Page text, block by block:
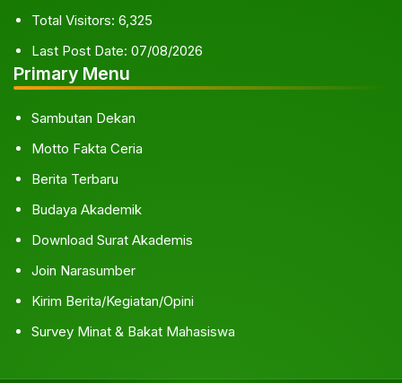
Total Visitors: 6,325
Last Post Date: 07/08/2026
Primary Menu
Sambutan Dekan
Motto Fakta Ceria
Berita Terbaru
Budaya Akademik
Download Surat Akademis
Join Narasumber
Kirim Berita/Kegiatan/Opini
Survey Minat & Bakat Mahasiswa